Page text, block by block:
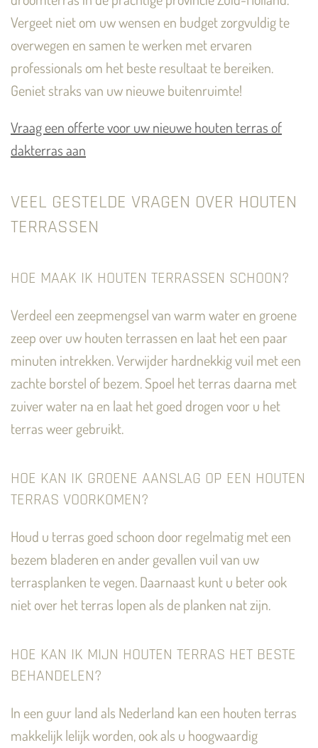
Vergeet niet om uw wensen en budget zorgvuldig te
overwegen en samen te werken met ervaren
professionals om het beste resultaat te bereiken.
Geniet straks van uw nieuwe buitenruimte!
Vraag een offerte voor uw nieuwe houten terras of
dakterras aan
VEEL GESTELDE VRAGEN OVER HOUTEN
TERRASSEN
HOE MAAK IK HOUTEN TERRASSEN SCHOON?
Verdeel een zeepmengsel van warm water en groene
zeep over uw houten terrassen en laat het een paar
minuten intrekken. Verwijder hardnekkig vuil met een
zachte borstel of bezem. Spoel het terras daarna met
zuiver water na en laat het goed drogen voor u het
terras weer gebruikt.
HOE KAN IK GROENE AANSLAG OP EEN HOUTEN
TERRAS VOORKOMEN?
Houd u terras goed schoon door regelmatig met een
bezem bladeren en ander gevallen vuil van uw
terrasplanken te vegen. Daarnaast kunt u beter ook
niet over het terras lopen als de planken nat zijn.
HOE KAN IK MIJN HOUTEN TERRAS HET BESTE
BEHANDELEN?
In een guur land als Nederland kan een houten terras
makkelijk lelijk worden, ook als u hoogwaardig